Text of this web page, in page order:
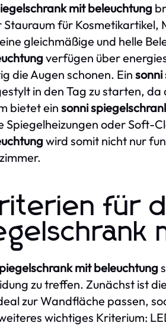
mit beleuchtung
für Kosmetikartikel,
gleichmäßige und helle
verfügen über
die Augen schonen. Ein
in den Tag zu starten, da
bietet ein sonni
Spiegelheizungen oder Soft-
wird somit nicht nur
für
mit beleuchtung
zu treffen. Zunächst ist
zur Wandfläche passen,
wichtiges Kriterium: